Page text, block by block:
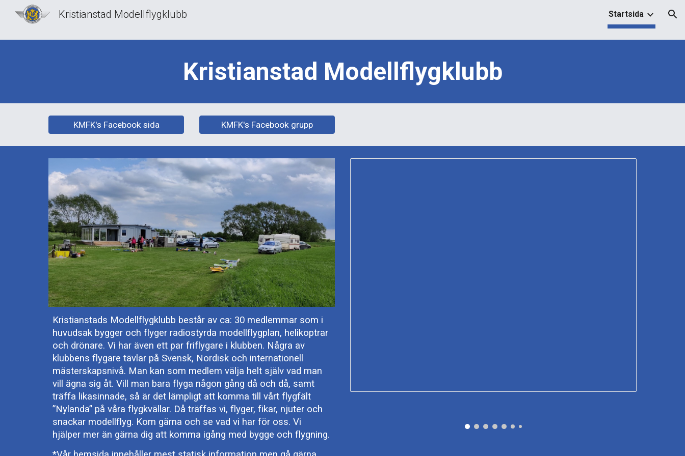
Kristianstad Modellflygklubb Startsida
Kristianstad Modellflygklubb
KMFK's Facebook sida KMFK's Facebook grupp
Kristianstads Modellflygklubb består av ca: 30 medlemmar som i
huvudsak bygger och flyger radiostyrda modellflygplan, helikoptrar
och drönare. Vi har även ett par friflygare i klubben. Några av
klubbens flygare tävlar på Svensk, Nordisk och internationell
mästerskapsnivå. Man kan som medlem välja helt själv vad man
vill ägna sig åt. Vill man bara flyga någon gång då och då, samt
träffa likasinnade, så är det lämpligt att komma till vårt flygfält
”Nylanda” på våra flygkvällar. Då träffas vi, flyger, fikar, njuter och
snackar modellflyg. Kom gärna och se vad vi har för oss. Vi
hjälper mer än gärna dig att komma igång med bygge och flygning.